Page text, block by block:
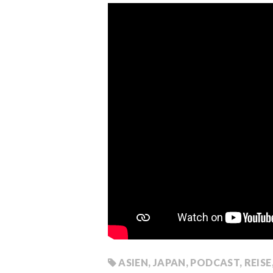
ASIEN, JAPAN, PODCAST, REISE